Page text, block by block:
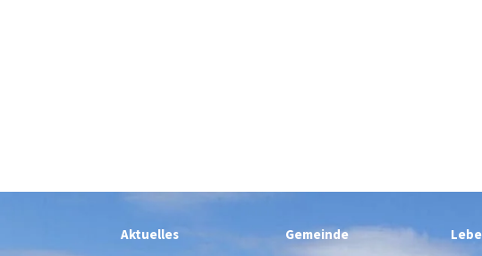
Aktuelles Gemeinde